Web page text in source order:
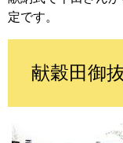
定です。
献穀田御